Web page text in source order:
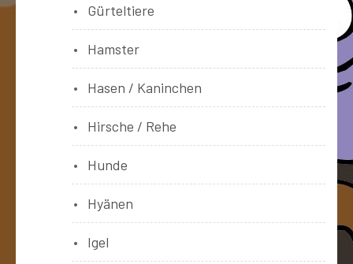
Gürteltiere
Hamster
Hasen / Kaninchen
Hirsche / Rehe
Hunde
Hyänen
Igel